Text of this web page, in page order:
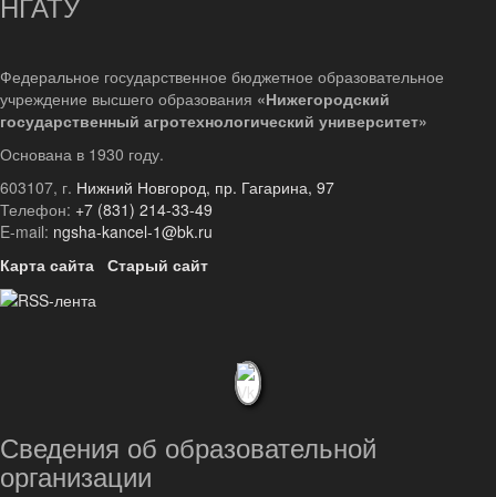
Федеральное государственное бюджетное образовательное
учреждение высшего образования «Нижегородский
государственный агротехнологический университет»
Основана в 1930 году.
603107, г. Нижний Новгород, пр. Гагарина, 97
Телефон: +7 (831) 214-33-49
E-mail: ngsha-kancel-1@bk.ru
Карта сайта Старый сайт
Сведения об образовательной
организации